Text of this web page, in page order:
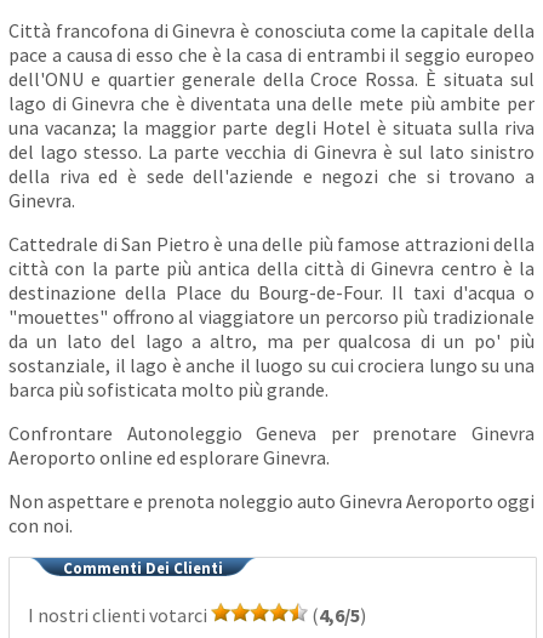
Città francofona di Ginevra è conosciuta come la capitale della
pace a causa di esso che è la casa di entrambi il seggio europeo
dell'ONU e quartier generale della Croce Rossa. È situata sul
lago di Ginevra che è diventata una delle mete più ambite per
una vacanza; la maggior parte degli Hotel è situata sulla riva
del lago stesso. La parte vecchia di Ginevra è sul lato sinistro
della riva ed è sede dell'aziende e negozi che si trovano a
Ginevra.
Cattedrale di San Pietro è una delle più famose attrazioni della
città con la parte più antica della città di Ginevra centro è la
destinazione della Place du Bourg-de-Four. Il taxi d'acqua o
"mouettes" offrono al viaggiatore un percorso più tradizionale
da un lato del lago a altro, ma per qualcosa di un po' più
sostanziale, il lago è anche il luogo su cui crociera lungo su una
barca più sofisticata molto più grande.
Confrontare Autonoleggio Geneva per prenotare Ginevra
Aeroporto online ed esplorare Ginevra.
Non aspettare e prenota noleggio auto Ginevra Aeroporto oggi
con noi.
Commenti Dei Clienti
I nostri clienti votarci (4,6/5)